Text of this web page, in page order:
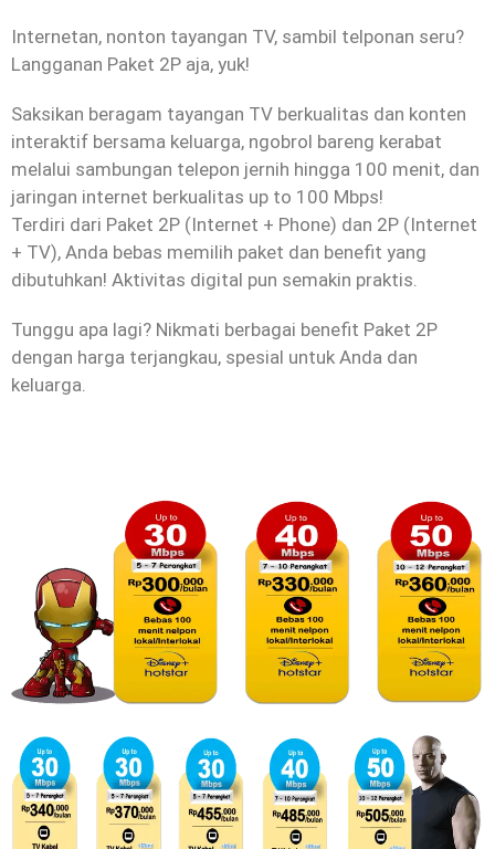
Internetan, nonton tayangan TV, sambil telponan seru?
Langganan Paket 2P aja, yuk!
Saksikan beragam tayangan TV berkualitas dan konten
interaktif bersama keluarga, ngobrol bareng kerabat
melalui sambungan telepon jernih hingga 100 menit, dan
jaringan internet berkualitas up to 100 Mbps!
Terdiri dari Paket 2P (Internet + Phone) dan 2P (Internet
+ TV), Anda bebas memilih paket dan benefit yang
dibutuhkan! Aktivitas digital pun semakin praktis.
Tunggu apa lagi? Nikmati berbagai benefit Paket 2P
dengan harga terjangkau, spesial untuk Anda dan
keluarga.